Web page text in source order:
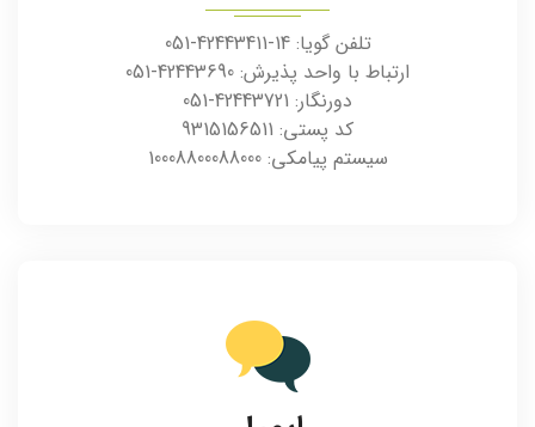
تلفن گویا:051-42443411-14
ارتباط با واحد پذیرش: 051-42443690
دورنگار: 051-42443721
کد پستی: 9315156511
سیستم پیامکی:10008800088000